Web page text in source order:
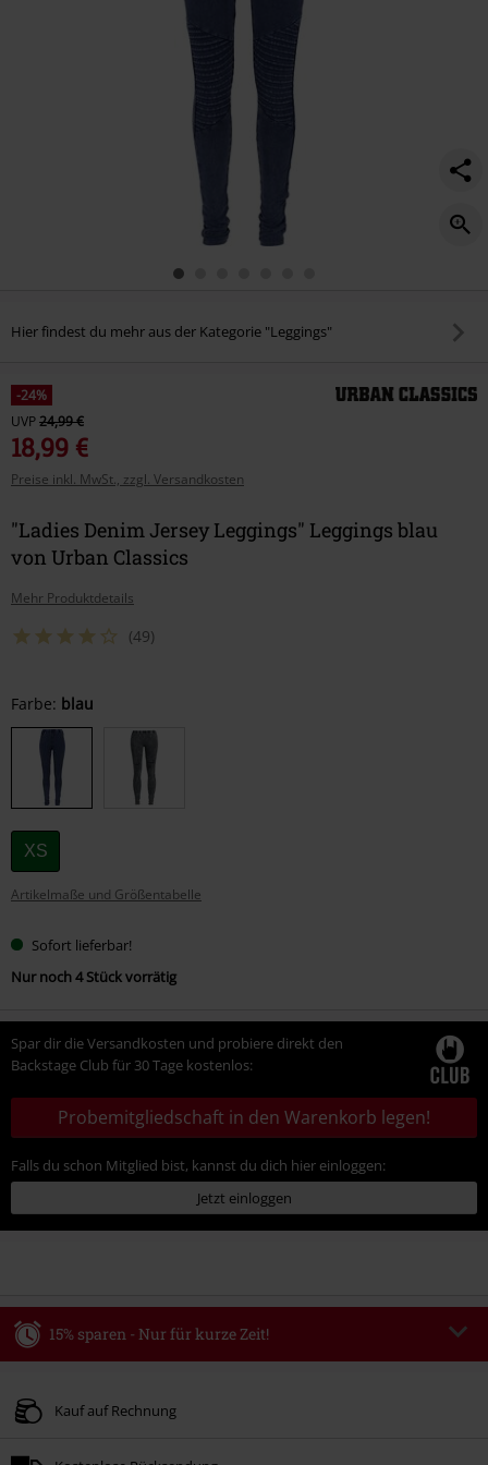
Hier findest du mehr aus der Kategorie "Leggings"
-24%
UVP24,99 €
18,99 €
Preise inkl. MwSt., zzgl. Versandkosten
"Ladies Denim Jersey Leggings" Leggings blau
von Urban Classics
Mehr Produktdetails
(49)
Wähle
deine
Größe
Farbe: blau
XS
Artikelmaße und Größentabelle
Sofort lieferbar!
Nur noch 4 Stück vorrätig
Spar dir die Versandkosten und probiere direkt den
Backstage Club für 30 Tage kostenlos:
Probemitgliedschaft in den Warenkorb legen!
Falls du schon Mitglied bist, kannst du dich hier einloggen:
Jetzt einloggen
15% sparen - Nur für kurze Zeit!
Gültig bis zum 09.08.2026
Kauf auf Rechnung